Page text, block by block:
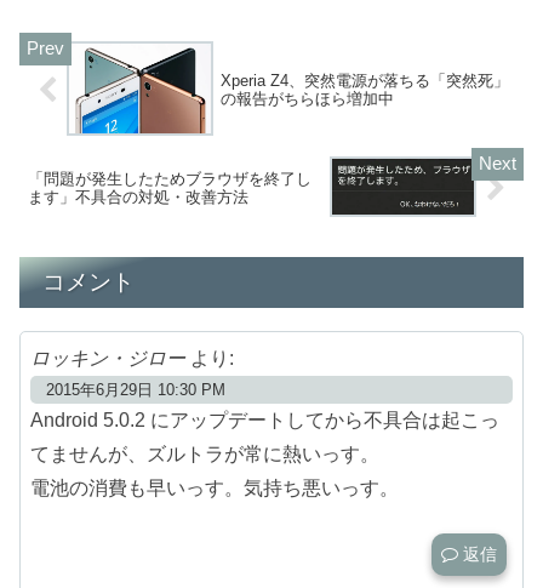
Xperia Z4、突然電源が落ちる「突然死」
の報告がちらほら増加中
「問題が発生したためブラウザを終了し
ます」不具合の対処・改善方法
コメント
ロッキン・ジロー より:
2015年6月29日 10:30 PM
Android 5.0.2 にアップデートしてから不具合は起こっ
てませんが、ズルトラが常に熱いっす。
電池の消費も早いっす。気持ち悪いっす。
返信